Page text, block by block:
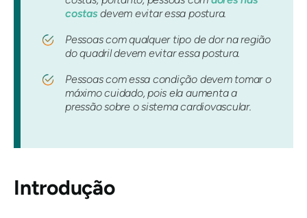
costasdevem evitar essa postura.
Pessoas com qualquer tipo de dor na região
do quadril devem evitar essa postura.
Pessoas com essa condição devem tomar o
máximo cuidado, pois ela aumenta a
pressão sobre o sistema cardiovascular.
Introdução